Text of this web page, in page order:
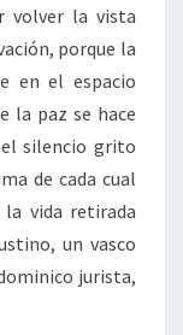
volver la vista
porque la
en el espacio
la paz se hace
silencio grito
de cada cual
vida retirada
un vasco
jurista,